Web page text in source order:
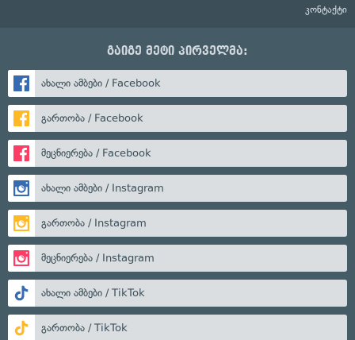
კონტაქტი
გაიგე მეტი პირველმა:
ახალი ამბები / Facebook
გართობა / Facebook
მეცნიერება / Facebook
ახალი ამბები / Instagram
გართობა / Instagram
მეცნიერება / Instagram
ახალი ამბები / TikTok
გართობა / TikTok